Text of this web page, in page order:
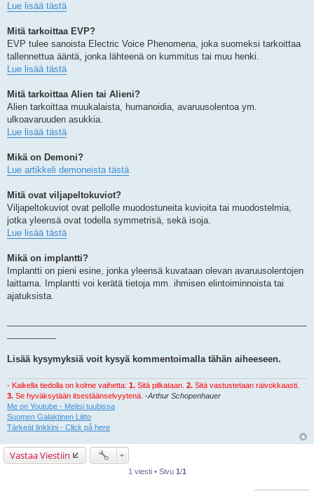
Lue lisää tästä
Mitä tarkoittaa EVP?
EVP tulee sanoista Electric Voice Phenomena, joka suomeksi tarkoittaa
tallennettua ääntä, jonka lähteenä on kummitus tai muu henki.
Lue lisää tästä
Mitä tarkoittaa Alien tai Alieni?
Alien tarkoittaa muukalaista, humanoidia, avaruusolentoa ym.
ulkoavaruuden asukkia.
Lue lisää tästä
Mikä on Demoni?
Lue artikkeli demoneista tästä
Mitä ovat viljapeltokuviot?
Viljapeltokuviot ovat pellolle muodostuneita kuvioita tai muodostelmia,
jotka yleensä ovat todella symmetrisä, sekä isoja.
Lue lisää tästä
Mikä on implantti?
Implantti on pieni esine, jonka yleensä kuvataan olevan avaruusolentojen
laittama. Implantti voi kerätä tietoja mm. ihmisen elintoiminnoista tai
ajatuksista.
Lisää kysymyksiä voit kysyä kommentoimalla tähän aiheeseen.
- Kaikella tiedolla on kolme vaihetta: 1. Sitä pilkataan. 2. Sitä vastustetaan raivokkaasti.
3. Se hyväksytään itsestäänselvyytenä. -Arthur Schopenhauer
Me on Youtube - Meitsi tuubissa
Suomen Galaktinen Liitto
Tärkeät linkkini - Click på here
Vastaa Viestiin
1 viesti • Sivu 1/1